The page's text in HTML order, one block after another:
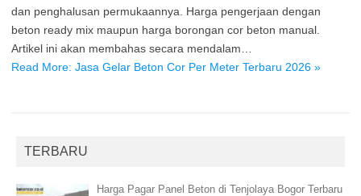
dan penghalusan permukaannya. Harga pengerjaan dengan
beton ready mix maupun harga borongan cor beton manual.
Artikel ini akan membahas secara mendalam…
Read More: Jasa Gelar Beton Cor Per Meter Terbaru 2026 »
TERBARU
Harga Pagar Panel Beton di Tenjolaya Bogor Terbaru